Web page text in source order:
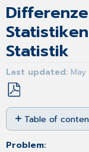
Statistik
Last updated
Save
as
PDF
Table of
No
headers
Problem: